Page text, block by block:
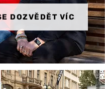
DOZVĚDĚT VÍC